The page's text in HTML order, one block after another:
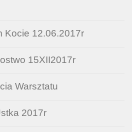
Kocie 12.06.2017r
15XII2017r
Warsztatu
2017r